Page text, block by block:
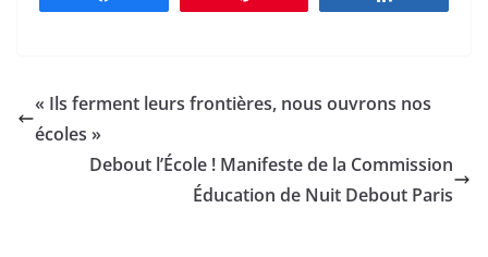
« Ils ferment leurs frontières, nous ouvrons nos
écoles »
Debout l’École ! Manifeste de la Commission
Éducation de Nuit Debout Paris